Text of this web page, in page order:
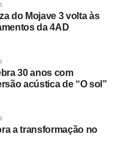
a circular na cultura pop
#NotAPerfectPerson, no
em vídeos de pessoas
afirmou Dan
no cotidiano dos fãs.
apresentou uma nova
lançamento inédito
do Mojave 3 volta às
da 4AD
30 anos com
acústica de “O sol”
a transformação no